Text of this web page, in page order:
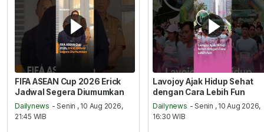
FIFA ASEAN Cup 2026 Erick
Jadwal Segera Diumumkan
Dailynews - Senin , 10 Aug 2026,
21:45 WIB
Lavojoy Ajak Hidup Sehat
dengan Cara Lebih Fun
Dailynews - Senin , 10 Aug 2026,
16:30 WIB